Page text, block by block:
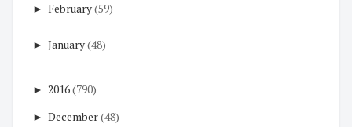
► February(59)
► January(48)
► 2016(790)
► December(48)